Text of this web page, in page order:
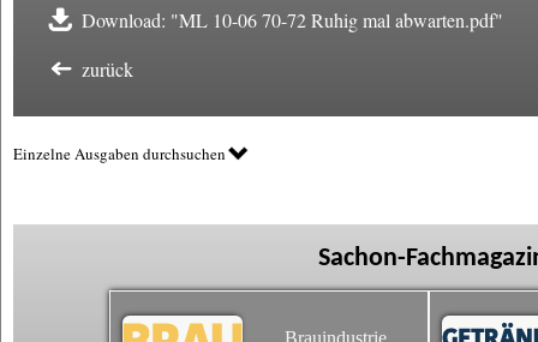
Download: "ML 10-06 70-72 Ruhig mal abwarten.pdf"
zurück
Einzelne Ausgaben durchsuchen
Sachon-
Brauindustrie